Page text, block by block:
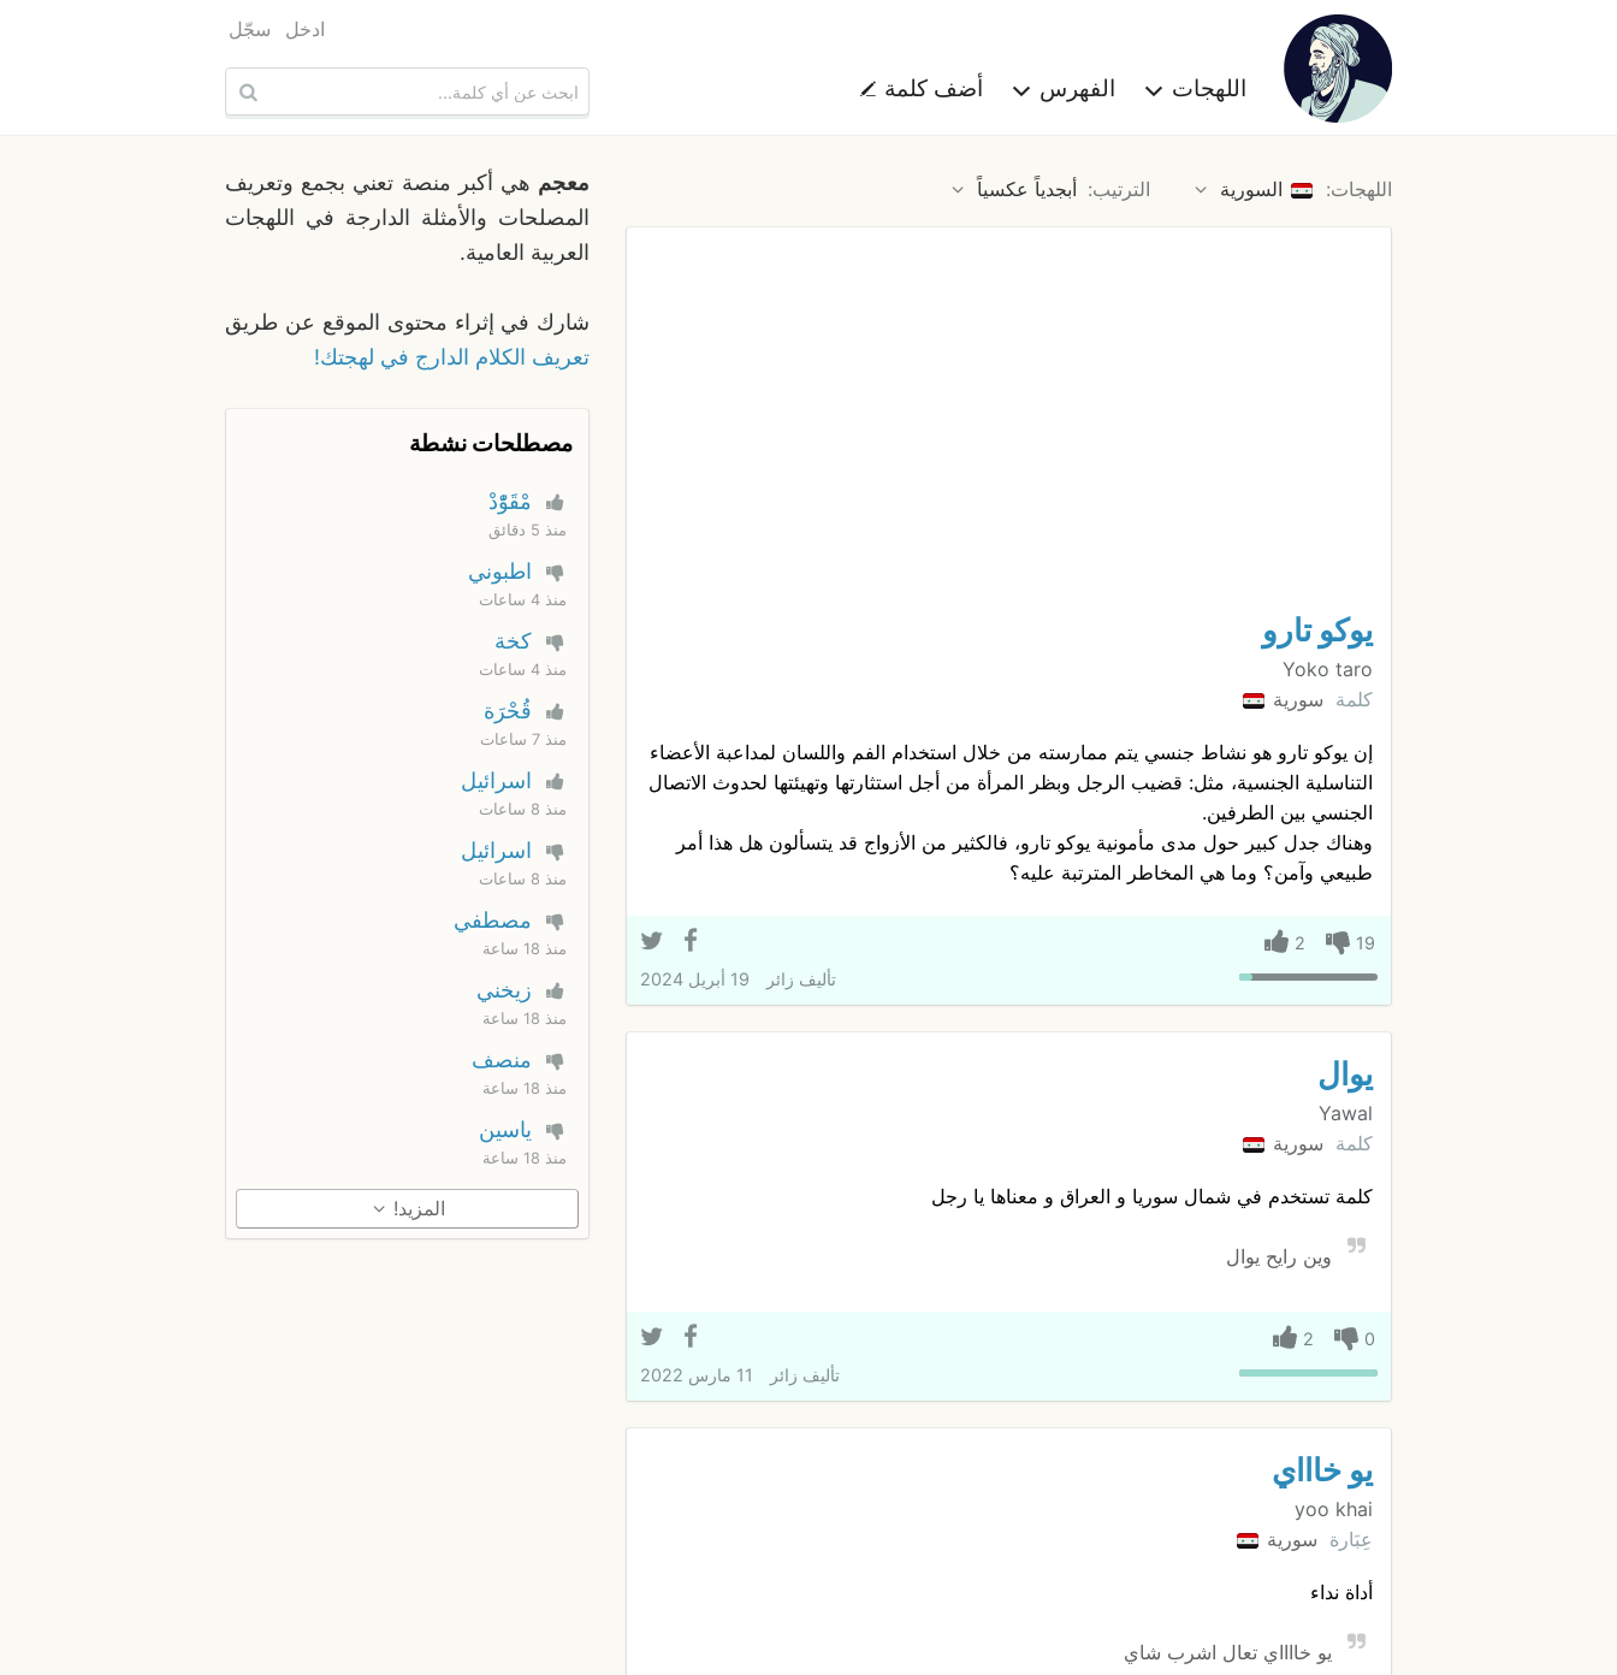
اللهجات الفهرس أضف كلمة
ادخل سجّل
اللهجات: السورية الترتيب: أبجدياً عكسياً
يوكو تارو
Yoko taro
كلمة سورية
إن يوكو تارو هو نشاط جنسي يتم ممارسته من خلال استخدام الفم واللسان لمداعبة الأعضاء
التناسلية الجنسية، مثل: قضيب الرجل وبظر المرأة من أجل استثارتها وتهيئتها لحدوث الاتصال
الجنسي بين الطرفين.
وهناك جدل كبير حول مدى مأمونية يوكو تارو، فالكثير من الأزواج قد يتسألون هل هذا أمر
طبيعي وآمن؟ وما هي المخاطر المترتبة عليه؟
19
2
تأليف زائر 19 أبريل 2024
يوال
Yawal
كلمة سورية
كلمة تستخدم في شمال سوريا و العراق و معناها يا رجل
وين رايح يوال
0
2
تأليف زائر 11 مارس 2022
يو خاااي
yoo khai
عِبَارة سورية
أداة نداء
يو خااااي تعال اشرب شاي
معجم هي أكبر منصة تعني بجمع وتعريف
المصلحات والأمثلة الدارجة في اللهجات
العربية العامية.
شارك في إثراء محتوى الموقع عن طريق
تعريف الكلام الدارج في لهجتك!
مصطلحات نشطة
مْقَوّْدْ
منذ 5 دقائق
اطبوني
منذ 4 ساعات
كخة
منذ 4 ساعات
قُحْرَة
منذ 7 ساعات
اسرائيل
منذ 8 ساعات
اسرائيل
منذ 8 ساعات
مصطفي
منذ 18 ساعة
زيخني
منذ 18 ساعة
منصف
منذ 18 ساعة
ياسين
منذ 18 ساعة
المزيد!